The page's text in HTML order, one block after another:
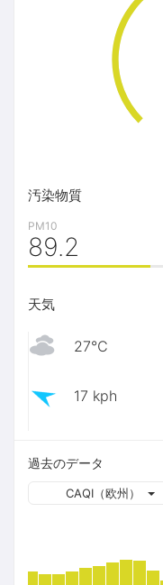
汚染物質
PM10
89.2
天気
27℃
17 kph
過去のデータ
CAQI（欧州）